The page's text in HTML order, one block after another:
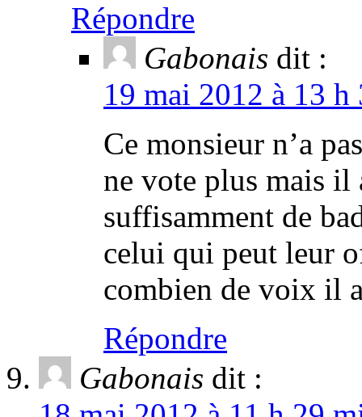
Répondre
Gabonais dit :
19 mai 2012 à 13
Ce monsieur n’a
ne vote plus mais il
suffisamment de
celui qui peut leur
combien de voix il
Répondre
Gabonais dit :